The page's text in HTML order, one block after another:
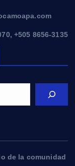
+505 8656-3135
de la comunidad